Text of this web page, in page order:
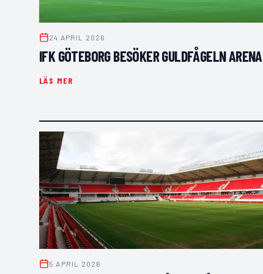
24 APRIL 2026
IFK GÖTEBORG BESÖKER GULDFÅGELN ARENA
LÄS MER
5 APRIL 2026